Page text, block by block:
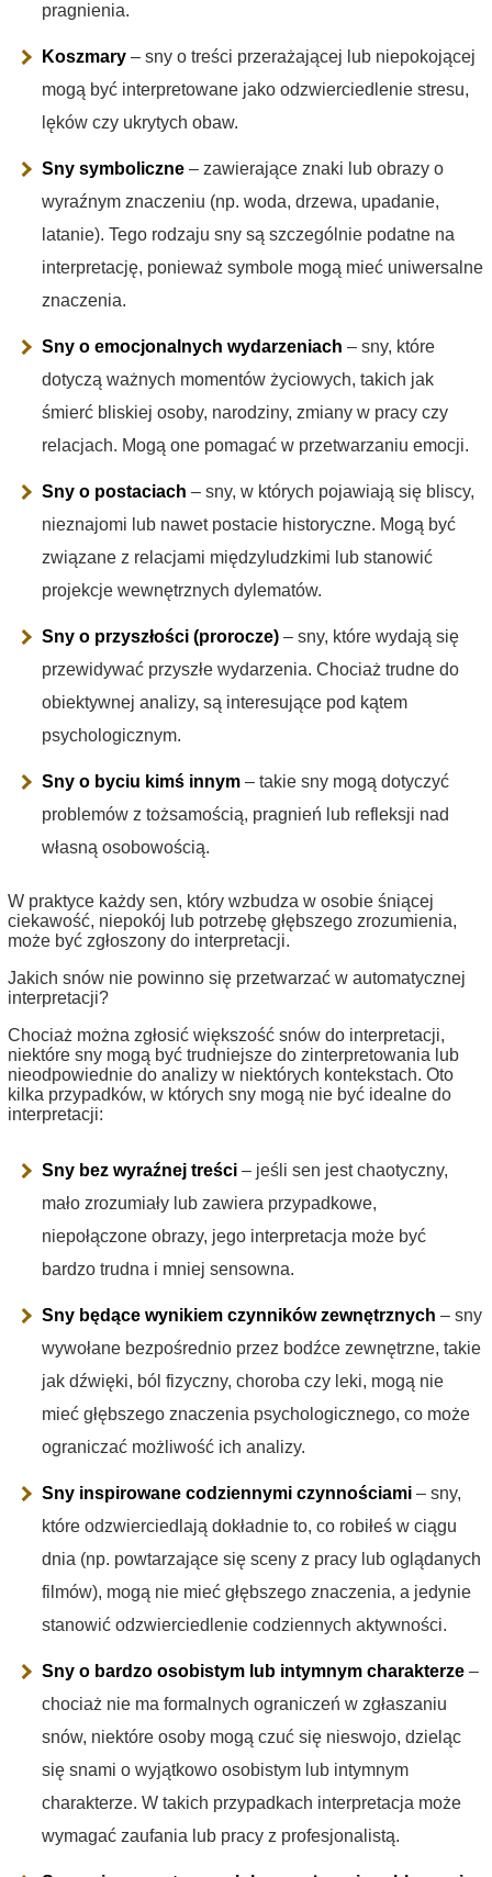
pragnienia.
Koszmary – sny o treści przerażającej lub niepokojącej
mogą być interpretowane jako odzwierciedlenie stresu,
lęków czy ukrytych obaw.
Sny symboliczne – zawierające znaki lub obrazy o
wyraźnym znaczeniu (np. woda, drzewa, upadanie,
latanie). Tego rodzaju sny są szczególnie podatne na
interpretację, ponieważ symbole mogą mieć uniwersalne
znaczenia.
Sny o emocjonalnych wydarzeniach – sny, które
dotyczą ważnych momentów życiowych, takich jak
śmierć bliskiej osoby, narodziny, zmiany w pracy czy
relacjach. Mogą one pomagać w przetwarzaniu emocji.
Sny o postaciach – sny, w których pojawiają się bliscy,
nieznajomi lub nawet postacie historyczne. Mogą być
związane z relacjami międzyludzkimi lub stanowić
projekcje wewnętrznych dylematów.
Sny o przyszłości (prorocze) – sny, które wydają się
przewidywać przyszłe wydarzenia. Chociaż trudne do
obiektywnej analizy, są interesujące pod kątem
psychologicznym.
Sny o byciu kimś innym – takie sny mogą dotyczyć
problemów z tożsamością, pragnień lub refleksji nad
własną osobowością.
W praktyce każdy sen, który wzbudza w osobie śniącej
ciekawość, niepokój lub potrzebę głębszego zrozumienia,
może być zgłoszony do interpretacji.
Jakich snów nie powinno się przetwarzać w automatycznej
interpretacji?
Chociaż można zgłosić większość snów do interpretacji,
niektóre sny mogą być trudniejsze do zinterpretowania lub
nieodpowiednie do analizy w niektórych kontekstach. Oto
kilka przypadków, w których sny mogą nie być idealne do
interpretacji:
Sny bez wyraźnej treści – jeśli sen jest chaotyczny,
mało zrozumiały lub zawiera przypadkowe,
niepołączone obrazy, jego interpretacja może być
bardzo trudna i mniej sensowna.
Sny będące wynikiem czynników zewnętrznych – sny
wywołane bezpośrednio przez bodźce zewnętrzne, takie
jak dźwięki, ból fizyczny, choroba czy leki, mogą nie
mieć głębszego znaczenia psychologicznego, co może
ograniczać możliwość ich analizy.
Sny inspirowane codziennymi czynnościami – sny,
które odzwierciedlają dokładnie to, co robiłeś w ciągu
dnia (np. powtarzające się sceny z pracy lub oglądanych
filmów), mogą nie mieć głębszego znaczenia, a jedynie
stanowić odzwierciedlenie codziennych aktywności.
Sny o bardzo osobistym lub intymnym charakterze –
chociaż nie ma formalnych ograniczeń w zgłaszaniu
snów, niektóre osoby mogą czuć się nieswojo, dzieląc
się snami o wyjątkowo osobistym lub intymnym
charakterze. W takich przypadkach interpretacja może
wymagać zaufania lub pracy z profesjonalistą.